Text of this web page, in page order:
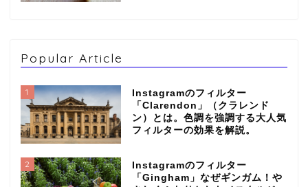
Popular Article
1
Instagramのフィルター
「Clarendon」（クラレンド
ン）とは。色調を強調する大人気
フィルターの効果を解説。
2
Instagramのフィルター
「Gingham」なぜギンガム！や